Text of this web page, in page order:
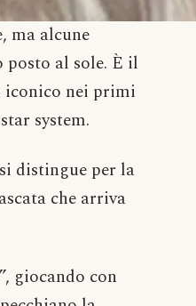
ma alcune
al sole. È il
iconico nei primi
system.
distingue per la
che arriva
giocando con